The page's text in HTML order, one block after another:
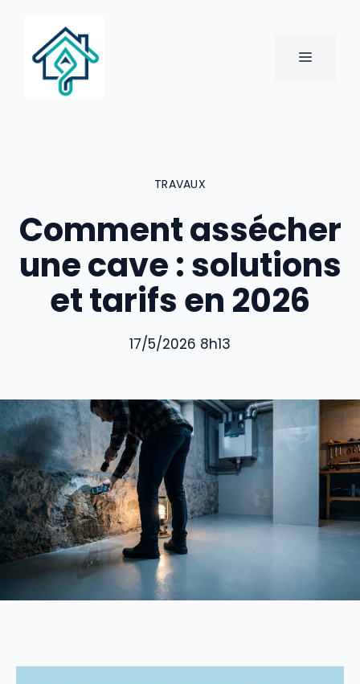
contenu
MENU
TRAVAUX
Comment assécher
une cave : solutions
et tarifs en 2026
17/5/2026 8h13